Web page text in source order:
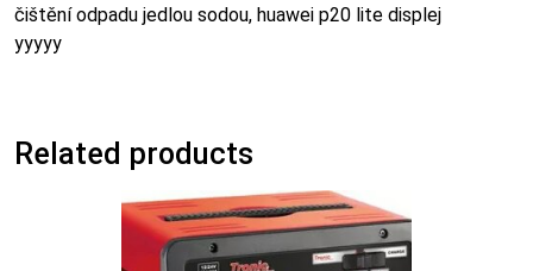
čištění odpadu jedlou sodou, huawei p20 lite displej
yyyyy
Related products